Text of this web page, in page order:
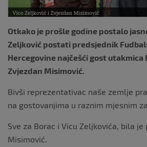
Otkako je prošle godine postalo
Zeljković postati predsjednik
Hercegovine najčešći gost utakmica
Zvjezdan Misimović.
Bivši reprezentativac naše zemlje
na gostovanjima u raznim mjesnim
Sve za Borac i Vicu Zeljkovića, bila
Misimović.